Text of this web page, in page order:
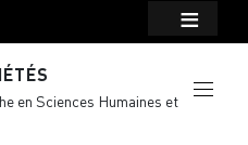
en Sciences Humaines et